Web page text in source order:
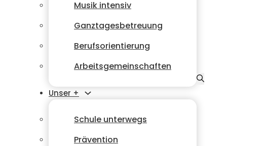
Musik intensiv
Ganztagesbetreuung
Berufsorientierung
Arbeitsgemeinschaften
Unser +
Schule unterwegs
Prävention